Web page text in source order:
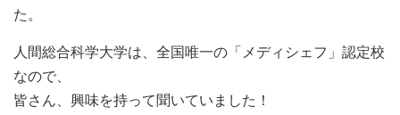
た。
人間総合科学大学は、全国唯一の「メディシェフ」認定校
なので、
皆さん、興味を持って聞いていました！